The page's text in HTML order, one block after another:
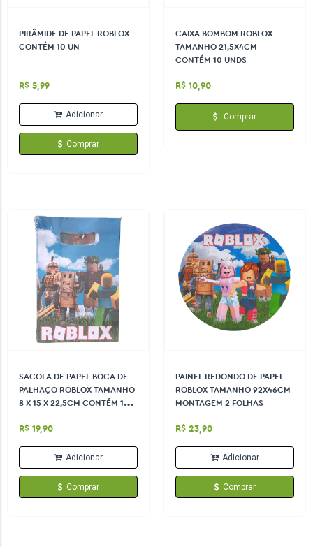
PIRÂMIDE DE PAPEL ROBLOX
CONTÉM 10 UN
R$ 5,99
Adicionar
Comprar
CAIXA BOMBOM ROBLOX
TAMANHO 21,5X4CM
CONTÉM 10 UNDS
R$ 10,90
Comprar
SACOLA DE PAPEL BOCA DE
PALHAÇO ROBLOX TAMANHO
8 X 15 X 22,5CM CONTÉM 10
R$ 19,90
Adicionar
Comprar
PAINEL REDONDO DE PAPEL
ROBLOX TAMANHO 92X46CM
MONTAGEM 2 FOLHAS
R$ 23,90
Adicionar
Comprar